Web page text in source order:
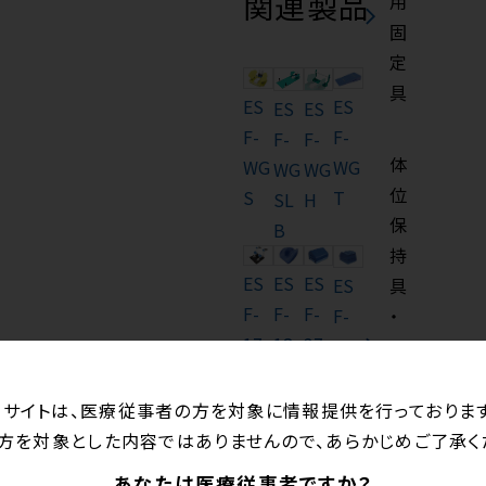
イトは、医療従事者の方を対象に情報提供を行っております
を対象とした内容ではありませんので、あらかじめご了承く
ES
F-
WG
S
ES
F-
WG
SL
B
ES
F-
WG
H
ES
F-
WG
T
ES
F-
17
ES
F-
18
ES
F-
37
ES
F-
37
固
定
具
体
位
保
持
具
・
マ
ト
レ